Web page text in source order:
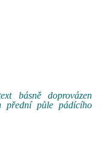
básně doprovázen
přední půle pádícího